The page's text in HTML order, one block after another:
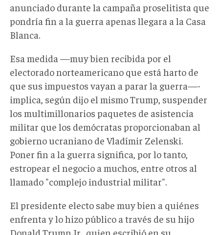
anunciado durante la campaña proselitista que
pondría fin a la guerra apenas llegara a la Casa
Blanca.
Esa medida —muy bien recibida por el
electorado norteamericano que está harto de
que sus impuestos vayan a parar la guerra—-
implica, según dijo el mismo Trump, suspender
los multimillonarios paquetes de asistencia
militar que los demócratas proporcionaban al
gobierno ucraniano de Vladímir Zelenski.
Poner fin a la guerra significa, por lo tanto,
estropear el negocio a muchos, entre otros al
llamado "complejo industrial militar".
El presidente electo sabe muy bien a quiénes
enfrenta y lo hizo público a través de su hijo
Donald Trump Jr., quien escribió en su